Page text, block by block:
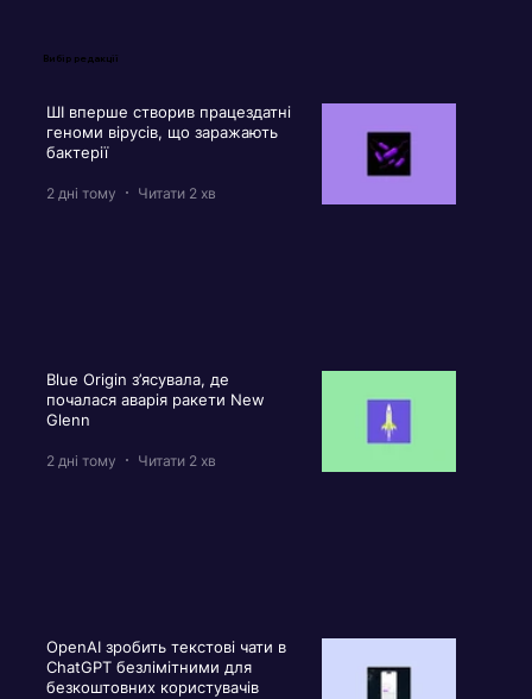
Вибір редакції
ШІ вперше створив працездатні
геноми вірусів, що заражають
бактерії
2 дні тому Читати 2 хв
Blue Origin з’ясувала, де
почалася аварія ракети New
Glenn
2 дні тому Читати 2 хв
OpenAI зробить текстові чати в
ChatGPT безлімітними для
безкоштовних користувачів